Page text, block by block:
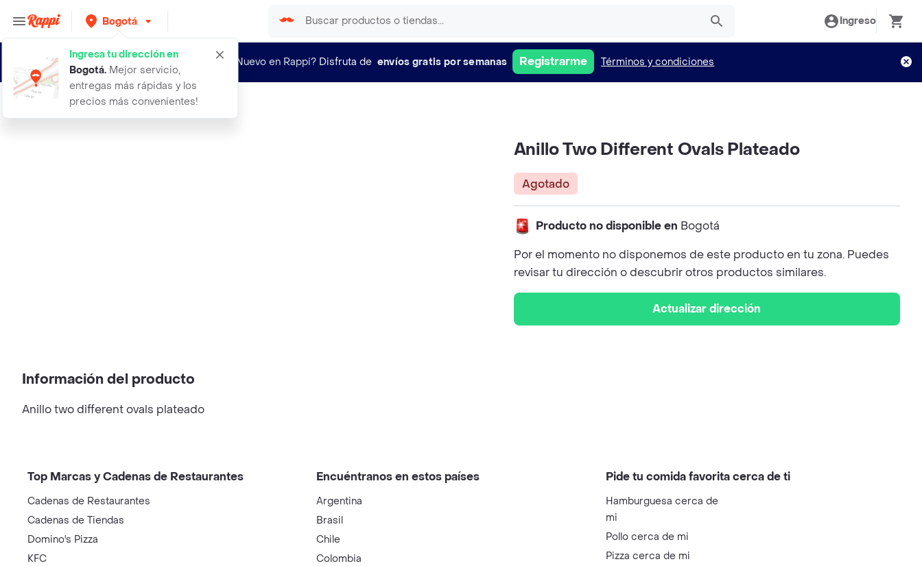
Bogotá
Ingresa tu dirección en
Bogotá. Mejor servicio,
entregas más rápidas y los
precios más convenientes!
Ingreso
¿Nuevo en Rappi? Disfruta de envíos gratis por semanas Registrarme Términos y condiciones
anillo two different ovals plateado
Anillo Two Different Ovals Plateado
Agotado
Producto no disponible en Bogotá
Por el momento no disponemos de este producto en tu zona. Puedes
revisar tu dirección o descubrir otros productos similares.
Actualizar dirección
Información del producto
Anillo two different ovals plateado
Top Marcas y Cadenas de Restaurantes
Cadenas de Restaurantes
Cadenas de Tiendas
Domino's Pizza
KFC
Encuéntranos en estos países
Argentina
Brasil
Chile
Colombia
Pide tu comida favorita cerca de ti
Hamburguesa cerca de
mi
Pollo cerca de mi
Pizza cerca de mi